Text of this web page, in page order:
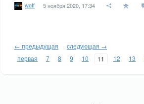
woff 5 ноября 2020, 17:34
← предыдущая
следующая →
первая
7 8 9 10 11 12 13